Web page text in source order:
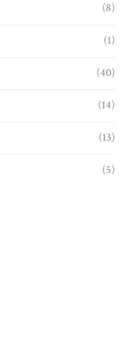
(8)
(1)
(40)
(14)
(13)
(5)